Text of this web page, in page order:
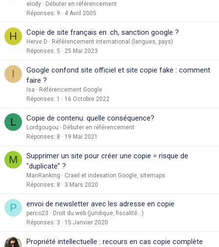
elody
Débuter en référencement
Réponses 9 4 Avril 2005
H Copie de site français en .ch, sanction google ?
Herve D
Référencement international (langues, pays)
Réponses 5 25 Mai 2023
I
Google confond site officiel et site copie fake : comment
faire ?
Isa
Référencement Google
Réponses 1 16 Octobre 2022
L Copie de contenu: quelle conséquence?
Lordgougou
Débuter en référencement
Réponses 8 19 Mai 2021
M
Supprimer un site pour créer une copie = risque de
"duplicate" ?
ManRanking
Crawl et indexation Google, sitemaps
Réponses 8 3 Mars 2020
P envoi de newsletter avec les adresse en copie
perco23
Droit du web (juridique, fiscalité...)
Réponses 3 15 Janvier 2020
Propriété intellectuelle : recours en cas copie complète